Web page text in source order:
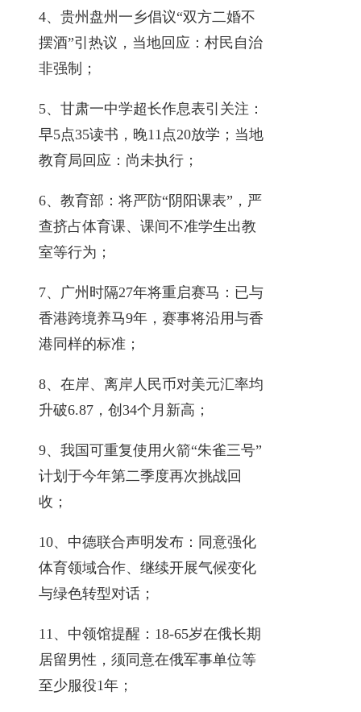
4、贵州盘州一乡倡议“双方二婚不
摆酒”引热议，当地回应：村民自治
非强制；
5、甘肃一中学超长作息表引关注：
早5点35读书，晚11点20放学；当地
教育局回应：尚未执行；
6、教育部：将严防“阴阳课表”，严
查挤占体育课、课间不准学生出教
室等行为；
7、广州时隔27年将重启赛马：已与
香港跨境养马9年，赛事将沿用与香
港同样的标准；
8、在岸、离岸人民币对美元汇率均
升破6.87，创34个月新高；
9、我国可重复使用火箭“朱雀三号”
计划于今年第二季度再次挑战回
收；
10、中德联合声明发布：同意强化
体育领域合作、继续开展气候变化
与绿色转型对话；
11、中领馆提醒：18-65岁在俄长期
居留男性，须同意在俄军事单位等
至少服役1年；